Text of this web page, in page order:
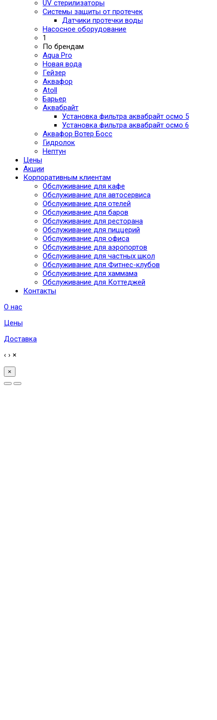
UV стерилизаторы
Системы защиты от протечек
Датчики протечки воды
Насосное оборудование
1
По брендам
Aqua Pro
Новая вода
Гейзер
Аквафор
Atoll
Барьер
Аквабрайт
Установка фильтра аквабрайт осмо 5
Установка фильтра аквабрайт осмо 6
Аквафор Вотер Босс
Гидролок
Нептун
Цены
Акции
Корпоративным клиентам
Обслуживание для кафе
Обслуживание для автосервиса
Обслуживание для отелей
Обслуживание для баров
Обслуживание для ресторана
Обслуживание для пиццерий
Обслуживание для офиса
Обслуживание для аэропортов
Обслуживание для частных школ
Обслуживание для Фитнес-клубов
Обслуживание для хаммама
Обслуживание для Коттеджей
Контакты
О нас
Цены
Доставка
‹ › ×
×